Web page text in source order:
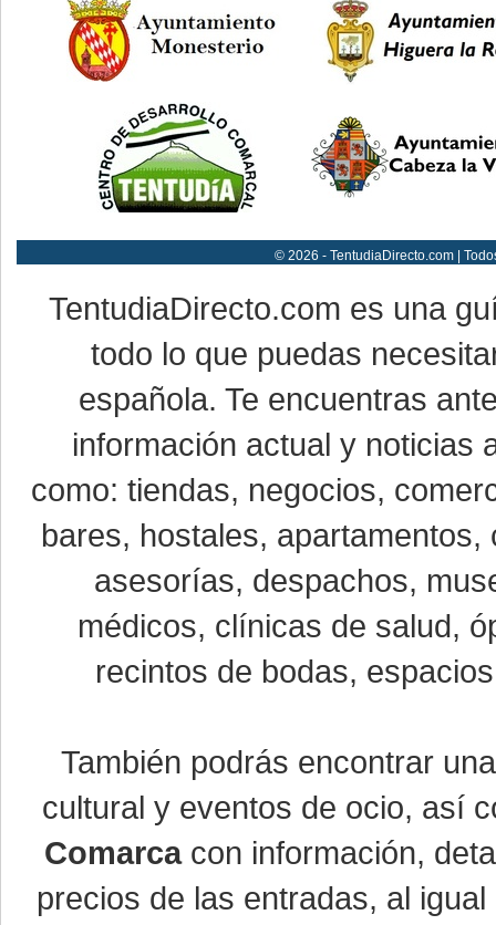
© 2026 - TentudiaDirecto.com |
TentudiaDirecto.com es una
todo lo que puedas
española. Te encuentras
información actual y noticias
como: tiendas, negocios,
bares, hostales,
asesorías, despachos,
médicos, clínicas de salud,
recintos de bodas,
También podrás encontrar
cultural y eventos de ocio, así
Comarcacon información,
precios de las entradas, al